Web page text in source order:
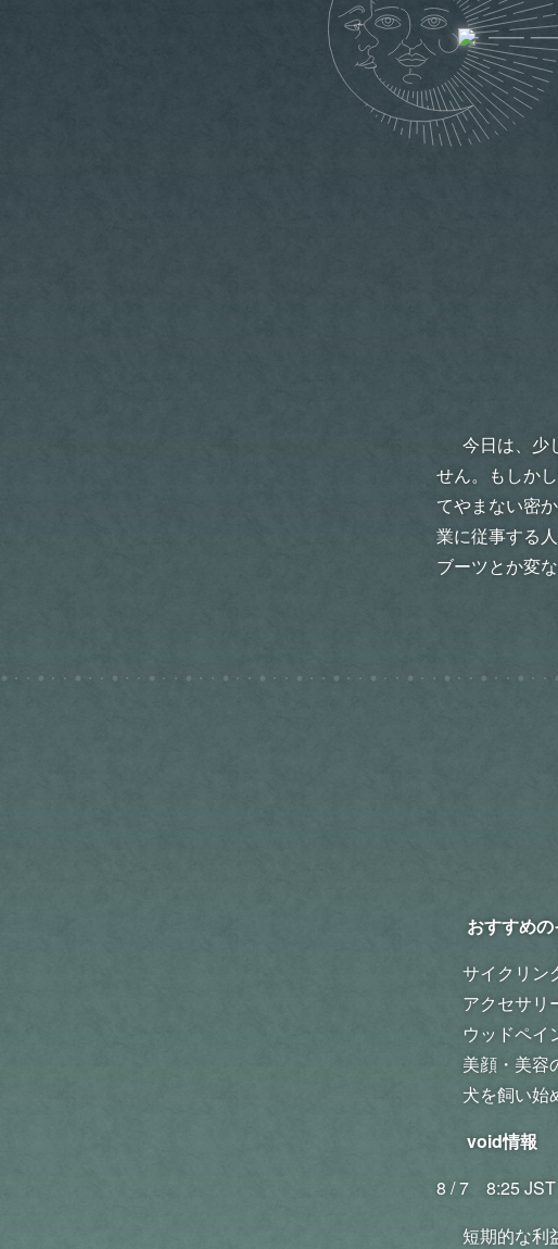
今日は、少
せん。もしか
てやまない密
業に従事する
ブーツとか変
おすすめの
サイクリン
アクセサリ
ウッドペイ
美顔・美容
犬を飼い始
void情報
8 / 7 8:25 JST
短期的な利